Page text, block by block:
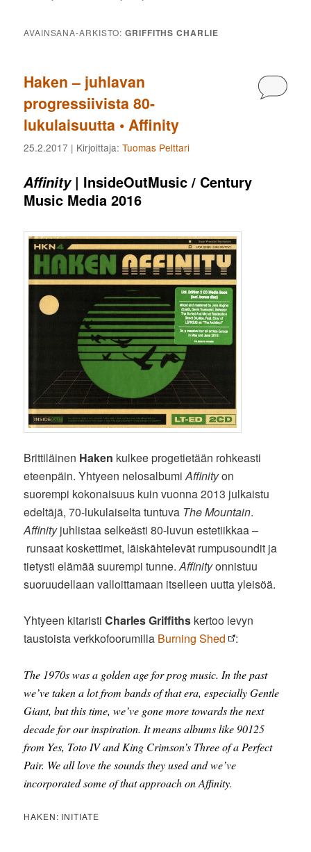
AVAINSANA-ARKISTO:GRIFFITHS CHARLIE
Haken – juhlavan
progressiivista 80-
lukulaisuutta • Affinity
25.2.2017 | Kirjoittaja:Tuomas Pelttari
Affinity| InsideOutMusic / Century
Music Media 2016
Brittiläinen Haken kulkee progetietään rohkeasti
eteenpäin. Yhtyeen nelosalbumiAffinityon
suorempi kokonaisuus kuin vuonna 2013 julkaistu
edeltäjä, 70-lukulaiselta tuntuva The Mountain.
Affinityjuhlistaa selkeästi 80-luvun estetiikkaa –
runsaat koskettimet, läiskähtelevät rumpusoundit ja
tietysti elämää suurempi tunne.Affinityonnistuu
suoruudellaan valloittamaan itselleen uutta yleisöä.
Yhtyeen kitaristiCharles Griffiths kertoo levyn
taustoista verkkofoorumilla Burning Shed :
The 1970s was a golden age for prog music. In the past
we’ve taken a lot from bands of that era, especially Gentle
Giant, but this time, we’ve gone more towards the next
decade for our inspiration. It means albums like 90125
from Yes, Toto IV and King Crimson’s Three of a Perfect
Pair. We all love the sounds they used and we’ve
incorporated some of that approach on Affinity.
HAKEN: INITIATE